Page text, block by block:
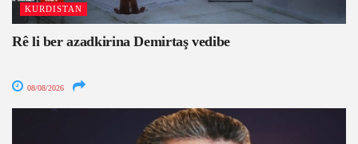
KURDISTAN
Rê li ber azadkirina Demirtaş vedibe
08/08/2026